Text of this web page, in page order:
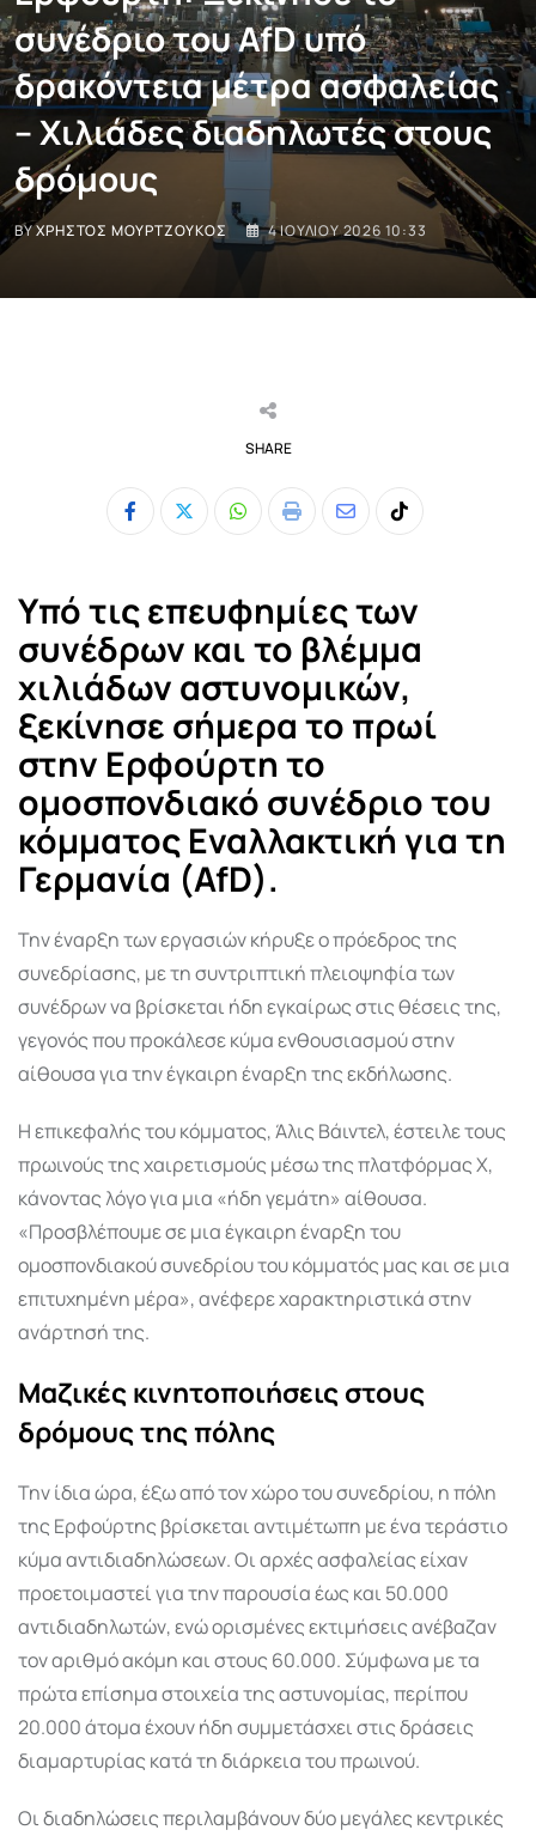
συνέδριο του AfD υπό
δρακόντεια μέτρα ασφαλείας
– Χιλιάδες διαδηλωτές στους
δρόμους
BYΧΡΉΣΤΟΣ ΜΟΥΡΤΖΟΎΚΟΣ 4 ΙΟΥΛΊΟΥ 2026 10:33
SHARE
Whatsapp
Print
ShareTiktok
Υπό τις επευφημίες των
συνέδρων και το βλέμμα
χιλιάδων αστυνομικών,
ξεκίνησε σήμερα το πρωί
στην Ερφούρτη το
ομοσπονδιακό συνέδριο του
κόμματος Εναλλακτική για τη
Γερμανία (AfD).
Την έναρξη των εργασιών κήρυξε ο πρόεδρος της
συνεδρίασης, με τη συντριπτική πλειοψηφία των
συνέδρων να βρίσκεται ήδη εγκαίρως στις θέσεις της,
γεγονός που προκάλεσε κύμα ενθουσιασμού στην
αίθουσα για την έγκαιρη έναρξη της εκδήλωσης.
Η επικεφαλής του κόμματος, Άλις Βάιντελ, έστειλε τους
πρωινούς της χαιρετισμούς μέσω της πλατφόρμας X,
κάνοντας λόγο για μια «ήδη γεμάτη» αίθουσα.
«Προσβλέπουμε σε μια έγκαιρη έναρξη του
ομοσπονδιακού συνεδρίου του κόμματός μας και σε μια
επιτυχημένη μέρα», ανέφερε χαρακτηριστικά στην
ανάρτησή της.
Μαζικές κινητοποιήσεις στους
δρόμους της πόλης
Την ίδια ώρα, έξω από τον χώρο του συνεδρίου, η πόλη
της Ερφούρτης βρίσκεται αντιμέτωπη με ένα τεράστιο
κύμα αντιδιαδηλώσεων. Οι αρχές ασφαλείας είχαν
προετοιμαστεί για την παρουσία έως και 50.000
αντιδιαδηλωτών, ενώ ορισμένες εκτιμήσεις ανέβαζαν
τον αριθμό ακόμη και στους 60.000. Σύμφωνα με τα
πρώτα επίσημα στοιχεία της αστυνομίας, περίπου
20.000 άτομα έχουν ήδη συμμετάσχει στις δράσεις
διαμαρτυρίας κατά τη διάρκεια του πρωινού.
Οι διαδηλώσεις περιλαμβάνουν δύο μεγάλες κεντρικές